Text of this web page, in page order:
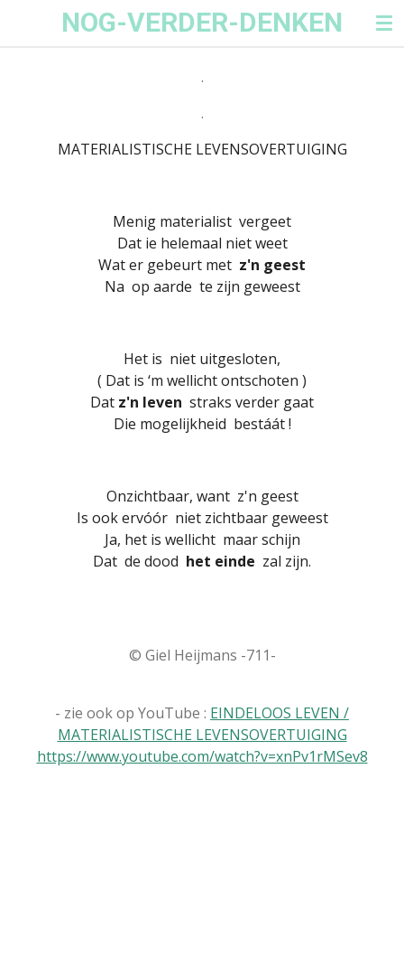
NOG-VERDER-DENKEN
.
.
MATERIALISTISCHE LEVENSOVERTUIGING
Menig materialist vergeet
Dat ie helemaal niet weet
Wat er gebeurt met z'n geest
Na op aarde te zijn geweest
Het is niet uitgesloten,
( Dat is ‘m wellicht ontschoten )
Dat z'n leven straks verder gaat
Die mogelijkheid bestáát !
Onzichtbaar, want z'n geest
Is ook ervóór niet zichtbaar geweest
Ja, het is wellicht maar schijn
Dat de dood het einde zal zijn.
© Giel Heijmans -711-
- zie ook op YouTube : EINDELOOS LEVEN /
MATERIALISTISCHE LEVENSOVERTUIGING
https://www.youtube.com/watch?v=xnPv1rMSev8